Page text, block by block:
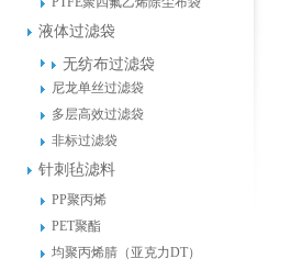
液体过滤袋
无纺布过滤袋
尼龙单丝过滤袋
多层高效过滤袋
非标过滤袋
针刺毡滤料
PP聚丙烯
PET聚酯
均聚丙烯腈（亚克力DT）